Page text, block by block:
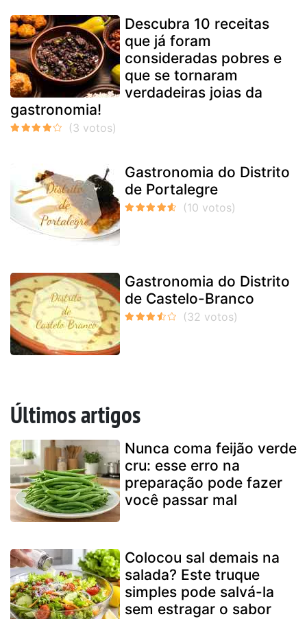
Descubra 10 receitas
que já foram
consideradas pobres e
que se tornaram
verdadeiras joias da
gastronomia!
Gastronomia do Distrito
de Portalegre
Gastronomia do Distrito
de Castelo-Branco
Últimos artigos
Nunca coma feijão verde
cru: esse erro na
preparação pode fazer
você passar mal
Colocou sal demais na
salada? Este truque
simples pode salvá-la
sem estragar o sabor